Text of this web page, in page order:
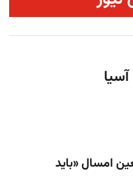
آسیا
امسال «باید